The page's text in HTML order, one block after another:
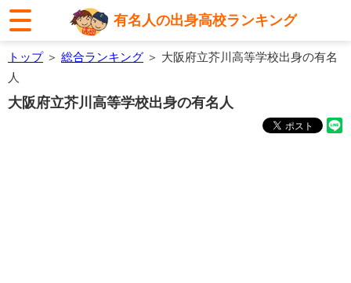
有名人の出身高校ランキング
トップ＞ 総合ランキング ＞ 大阪府立芥川高等学校出身の有名
人
大阪府立芥川高等学校出身の有名人